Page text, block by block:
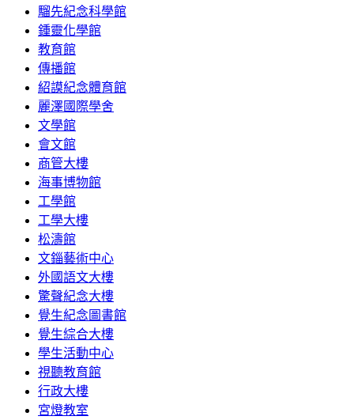
騮先紀念科學館
鍾靈化學館
教育館
傳播館
紹謨紀念體育館
麗澤國際學舍
文學館
會文館
商管大樓
海事博物館
工學館
工學大樓
松濤館
文錙藝術中心
外國語文大樓
驚聲紀念大樓
覺生紀念圖書館
覺生綜合大樓
學生活動中心
視聽教育館
行政大樓
宮燈教室